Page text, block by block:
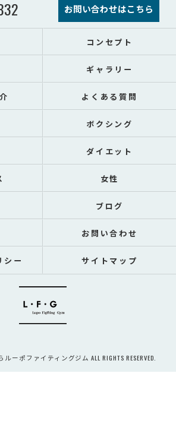
お問い合わせはこちら
コンセプト
ギャラリー
よくある質問
ボクシング
ダイエット
女性
ブログ
お問い合わせ
シー サイトマップ
ーポファイティングジム ALL RIGHTS RESERVED.